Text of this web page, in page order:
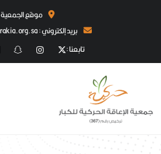
موقع الجمعية
بريد إلكتروني : harakia@harakia.org.sa
تابعنا :